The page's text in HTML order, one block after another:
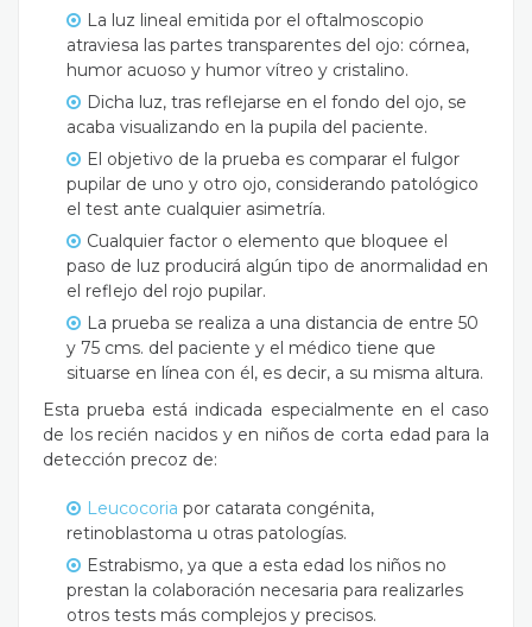
La luz lineal emitida por el oftalmoscopio
atraviesa las partes transparentes del ojo: córnea,
humor acuoso y humor vítreo y cristalino.
Dicha luz, tras reflejarse en el fondo del ojo, se
acaba visualizando en la pupila del paciente.
El objetivo de la prueba es comparar el fulgor
pupilar de uno y otro ojo, considerando patológico
el test ante cualquier asimetría.
Cualquier factor o elemento que bloquee el
paso de luz producirá algún tipo de anormalidad en
el reflejo del rojo pupilar.
La prueba se realiza a una distancia de entre 50
y 75 cms. del paciente y el médico tiene que
situarse en línea con él, es decir, a su misma altura.
Esta prueba está indicada especialmente en el caso
de los recién nacidos y en niños de corta edad para la
detección precoz de:
Leucocoria por catarata congénita,
retinoblastoma u otras patologías.
Estrabismo, ya que a esta edad los niños no
prestan la colaboración necesaria para realizarles
otros tests más complejos y precisos.